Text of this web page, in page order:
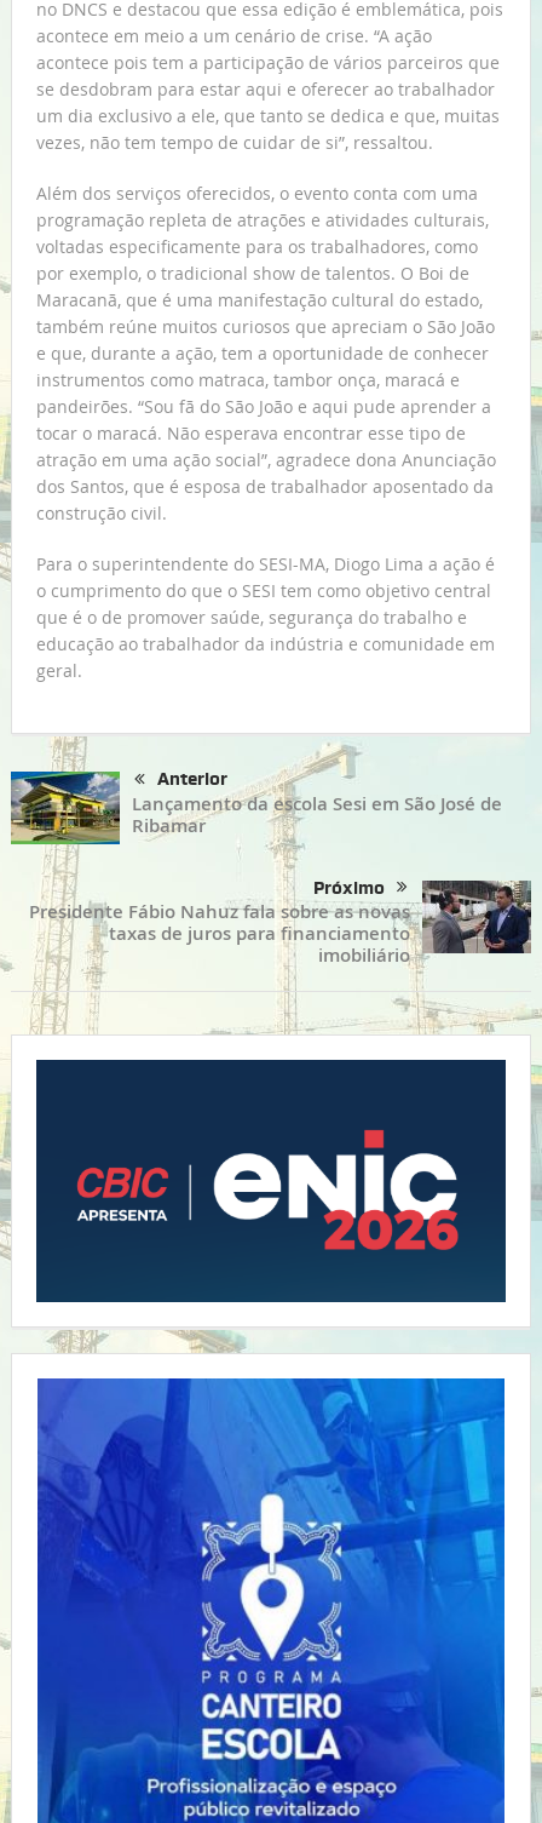
no DNCS e destacou que essa edição é emblemática, pois
acontece em meio a um cenário de crise. “A ação
acontece pois tem a participação de vários parceiros que
se desdobram para estar aqui e oferecer ao trabalhador
um dia exclusivo a ele, que tanto se dedica e que, muitas
vezes, não tem tempo de cuidar de si”, ressaltou.
Além dos serviços oferecidos, o evento conta com uma
programação repleta de atrações e atividades culturais,
voltadas especificamente para os trabalhadores, como
por exemplo, o tradicional show de talentos. O Boi de
Maracanã, que é uma manifestação cultural do estado,
também reúne muitos curiosos que apreciam o São João
e que, durante a ação, tem a oportunidade de conhecer
instrumentos como matraca, tambor onça, maracá e
pandeirões. “Sou fã do São João e aqui pude aprender a
tocar o maracá. Não esperava encontrar esse tipo de
atração em uma ação social”, agradece dona Anunciação
dos Santos, que é esposa de trabalhador aposentado da
construção civil.
Para o superintendente do SESI-MA, Diogo Lima a ação é
o cumprimento do que o SESI tem como objetivo central
que é o de promover saúde, segurança do trabalho e
educação ao trabalhador da indústria e comunidade em
geral.
Anterior
Lançamento da escola Sesi em São José de
Ribamar
Próximo
Presidente Fábio Nahuz fala sobre as novas
taxas de juros para financiamento
imobiliário